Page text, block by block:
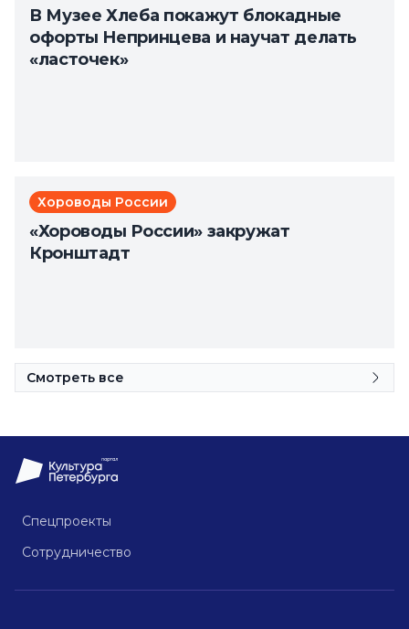
В Музее Хлеба покажут блокадные
офорты Непринцева и научат делать
«ласточек»
Хороводы России
«Хороводы России» закружат
Кронштадт
Смотреть все
Спецпроекты
Сотрудничество